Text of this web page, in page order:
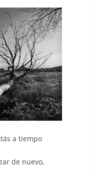
a tiempo
de nuevo,